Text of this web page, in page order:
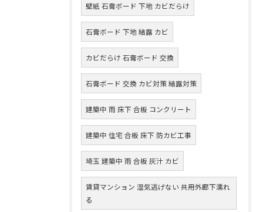
壁紙 石膏ボード 下地 カビだらけ
石膏ボード 下地 結露 カビ
カビだらけ 石膏ボード 交換
石膏ボード 交換 カビ対策 結露対策
建築中 雨 床下 合板 コンクリート
建築中 住宅 合板 床下 防カビ工事
埼玉 建築中 雨 合板 灰汁 カビ
賃貸マンション 湿気逃げない 共用外廊下濡れ
る